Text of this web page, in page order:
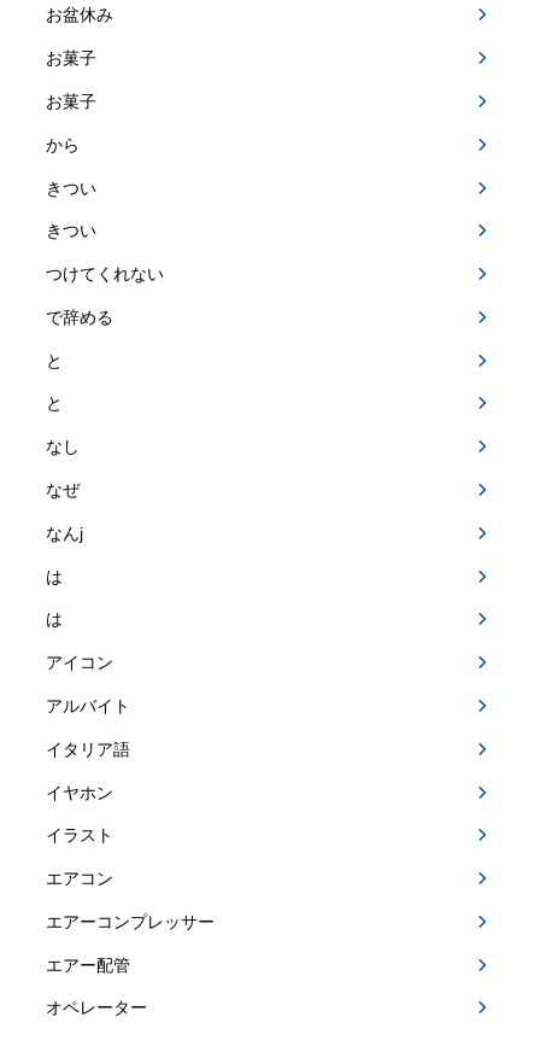
お盆休み
お菓子
お菓子
から
きつい
きつい
つけてくれない
で辞める
と
と
なし
なぜ
なんj
は
は
アイコン
アルバイト
イタリア語
イヤホン
イラスト
エアコン
エアーコンプレッサー
エアー配管
オペレーター